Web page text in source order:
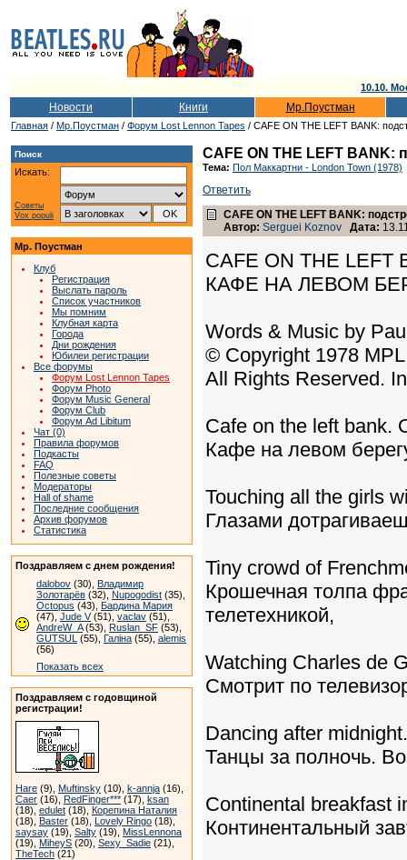
10.10.
Новости Книги Мр.Поустман
Главная / Мр.Поустман / Форум Lost Lennon Tapes / CAFE ON THE LEFT BANK:
Поиск
Искать:
Советы
Vox populi
Мр. Поустман
Клуб
Регистрация
Выслать пароль
Список участников
Мы помним
Клубная карта
Города
Дни рождения
Юбилеи регистрации
Все форумы
Форум Lost Lennon Tapes
Форум Photo
Форум Music General
Форум Club
Форум Ad Libitum
Чат (0)
Правила форумов
Подкасты
FAQ
Полезные советы
Модераторы
Hall of shame
Последние сообщения
Архив форумов
Статистика
Поздравляем с днем рождения!
dalobov (30), Владимир
Золотарёв (32), Nupogodist (35),
Octopus (43), Бардина Мария
(47), Jude V(51), vaclav (51),
AndreW_A(53), Ruslan_SF (53),
GUTSUL (55), Галіна (55), alemis
(56)
Показать всех
Поздравляем с годовщиной
регистрации!
Hare (9), Muftinsky (10), k-annja (16),
Caer (16), RedFinger*** (17), ksan
(18), edulet (18), Корепина Наталия
(18), Baster (18), Lovely Ringo (18),
saysay (19), Salty (19), MissLennona
(19), MiheyS (20), Sexy_Sadie (21),
TheTech (21)
CAFE ON THE LEFT
Тема: Пол Маккартни - London Town (1978)
Ответить
CAFE ON THE LEFT BANK:
Автор: Serguei Koznov Дата:
CAFE ON THE LEFT
КАФЕ НА ЛЕВОМ
Words & Music by
© Copyright 1978
All Rights Reserved.
Cafe on the left bank.
Кафе на левом
Touching all the girls
Глазами
Tiny crowd of
Крошечная толпа
телетехникой,
Watching Charles de
Смотрит по
Dancing after
Танцы за полночь.
Continental breakfast
Континентальный